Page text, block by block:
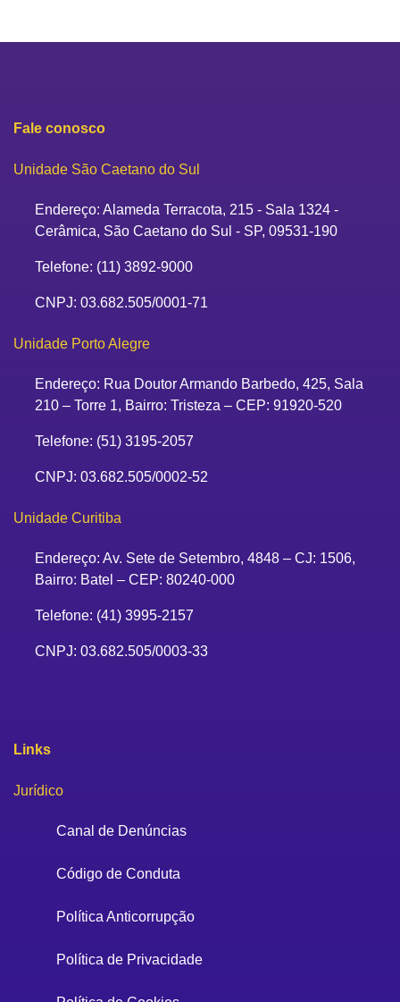
Fale conosco
Unidade São Caetano do Sul
Endereço: Alameda Terracota, 215 - Sala 1324 -
Cerâmica, São Caetano do Sul - SP, 09531-190
Telefone: (11) 3892-9000
CNPJ: 03.682.505/0001-71
Unidade Porto Alegre
Endereço: Rua Doutor Armando Barbedo, 425, Sala
210 – Torre 1, Bairro: Tristeza – CEP: 91920-520
Telefone: (51) 3195-2057
CNPJ: 03.682.505/0002-52
Unidade Curitiba
Endereço: Av. Sete de Setembro, 4848 – CJ: 1506,
Bairro: Batel – CEP: 80240-000
Telefone: (41) 3995-2157
CNPJ: 03.682.505/0003-33
Links
Jurídico
Canal de Denúncias
Código de Conduta
Política Anticorrupção
Política de Privacidade